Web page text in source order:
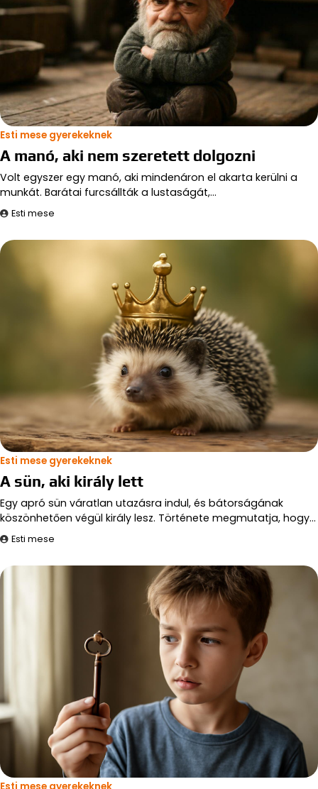
Esti mese gyerekeknek
A manó, aki nem szeretett dolgozni
Volt egyszer egy manó, aki mindenáron el akarta kerülni a
munkát. Barátai furcsállták a lustaságát,…
Esti mese
Esti mese gyerekeknek
A sün, aki király lett
Egy apró sün váratlan utazásra indul, és bátorságának
köszönhetően végül király lesz. Története megmutatja, hogy…
Esti mese
Esti mese gyerekeknek